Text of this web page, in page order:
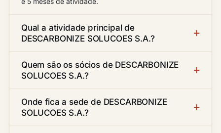
Qual a atividade principal de
DESCARBONIZE SOLUCOES S.A.?
Quem são os sócios de DESCARBONIZE
SOLUCOES S.A.?
Onde fica a sede de DESCARBONIZE
SOLUCOES S.A.?